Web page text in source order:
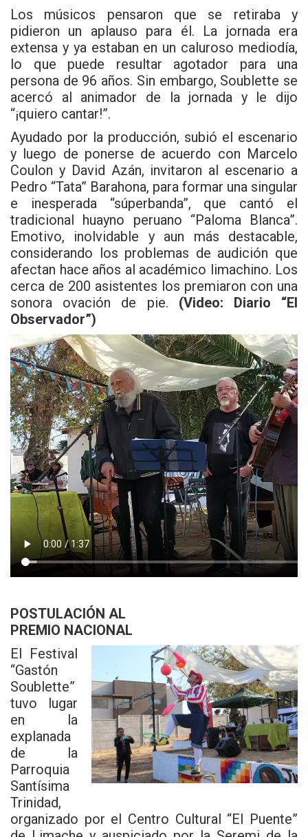
Los músicos pensaron que se retiraba y
pidieron un aplauso para él. La jornada era
extensa y ya estaban en un caluroso mediodía,
lo que puede resultar agotador para una
persona de 96 años. Sin embargo, Soublette se
acercó al animador de la jornada y le dijo
“¡quiero cantar!”.
Ayudado por la producción, subió el escenario
y luego de ponerse de acuerdo con Marcelo
Coulon y David Azán, invitaron al escenario a
Pedro “Tata” Barahona, para formar una singular
e inesperada “súperbanda”, que cantó el
tradicional huayno peruano “Paloma Blanca”.
Emotivo, inolvidable y aun más destacable,
considerando los problemas de audición que
afectan hace años al académico limachino. Los
cerca de 200 asistentes los premiaron con una
sonora ovación de pie. (Video: Diario “El
Observador”)
POSTULACIÓN AL
PREMIO NACIONAL
El Festival
“Gastón
Soublette”
tuvo lugar
en la
explanada
de la
Parroquia
Santísima
Trinidad,
organizado por el Centro Cultural “El Puente”